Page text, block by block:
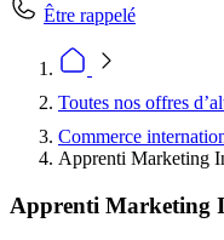
Être rappelé
Toutes nos offres
Commerce
Apprenti Marketing
Apprenti Marketing